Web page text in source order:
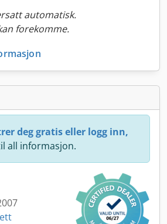
automatisk.
forekomme.
deg gratis eller logg inn,
all informasjon.